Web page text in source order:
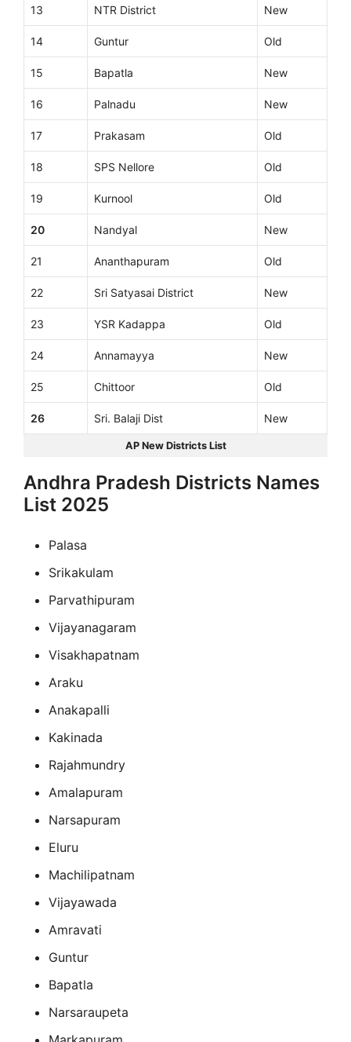
13 NTR District New
14 Guntur Old
15 Bapatla New
16 Palnadu New
17 Prakasam Old
18 SPS Nellore Old
19 Kurnool Old
20 Nandyal New
21 Ananthapuram Old
22 Sri Satyasai District New
23 YSR Kadappa Old
24 Annamayya New
25 Chittoor Old
26 Sri. Balaji Dist New
AP New Districts List
Andhra Pradesh Districts Names
List 2025
Palasa
Srikakulam
Parvathipuram
Vijayanagaram
Visakhapatnam
Araku
Anakapalli
Kakinada
Rajahmundry
Amalapuram
Narsapuram
Eluru
Machilipatnam
Vijayawada
Amravati
Guntur
Bapatla
Narsaraupeta